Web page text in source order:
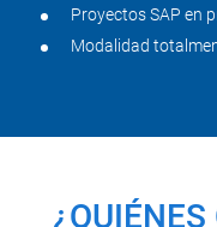
Proyectos SAP en
Modalidad